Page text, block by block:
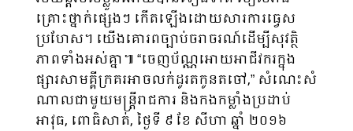
គ្រោះថ្នាក់ផ្សេងៗ កើតឡើងដោយសារការធ្វេស
ប្រហែស។ យើងគោរពច្បាប់ចរាចរណ៍​ដើម្បី​សុវត្ថិ​
ភាព​ទាំងអស់គ្នា៕ “ចេញប័ណ្ណអោយអាជីវករក្នុង
ផ្សារសាមគ្គីក្រគរអាចលក់ដូរតកូនតចៅ,” សំណេះ​សំ​
ណាលជាមួយមន្ត្រី​រាជ​ការ និងកងកម្លាំងប្រដាប់
អាវុធ, ពោធិសាត់, ថ្ងៃទី ៩ ខែ សីហា ឆ្នាំ ២០១៦